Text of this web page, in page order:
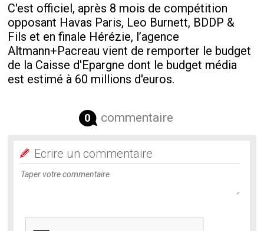
C'est officiel, après 8 mois de compétition
opposant Havas Paris, Leo Burnett, BDDP &
Fils et en finale Hérézie, l’agence
Altmann+Pacreau vient de remporter le budget
de la Caisse d'Epargne dont le budget média
est estimé à 60 millions d'euros.
0 commentaire
Ecrire un commentaire